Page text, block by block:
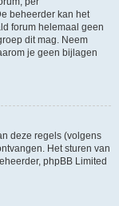
beheerder kan het
forum helemaal geen
dit mag. Neem
je geen bijlagen
deze regels (volgens
Het sturen van
phpBB Limited